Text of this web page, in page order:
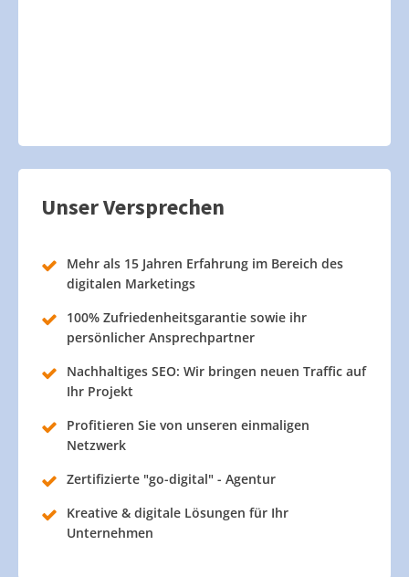
Unser Versprechen
Mehr als 15 Jahren Erfahrung im Bereich des
digitalen Marketings
100% Zufriedenheitsgarantie sowie ihr
persönlicher Ansprechpartner
Nachhaltiges SEO: Wir bringen neuen Traffic auf
Ihr Projekt
Profitieren Sie von unseren einmaligen
Netzwerk
Zertifizierte "go-digital" - Agentur
Kreative & digitale Lösungen für Ihr
Unternehmen